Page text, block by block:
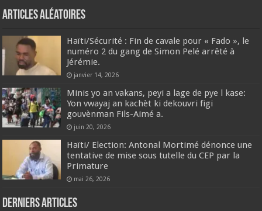
Articles aléatoires
Haïti/​Sécurité : Fin de cavale pour « Fado », le
numéro 2 du gang de Simon Pelé arrêté à
Jérémie.
janvier 14, 2026
Minis yo an vakans, peyi a lage de pye l kase:
Yon vwayaj an kachèt ki dekouvri figi
gouvènman Fils-Aimé a.
juin 20, 2026
Haïti/ Election: Antonal Mortimé dénonce une
tentative de mise sous tutelle du CEP par la
Primature
mai 26, 2026
Derniers articles